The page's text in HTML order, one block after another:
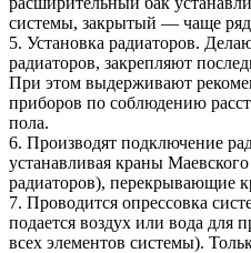
системы, закрытый — чаще
5. Установка радиаторов.
радиаторов, закрепляют
При этом выдерживают
приборов по соблюдению
пола.
6. Производят подключение
устанавливая краны
радиаторов), перекрывающие
7. Проводится опрессовка
подается воздух или вода для
всех элементов системы).